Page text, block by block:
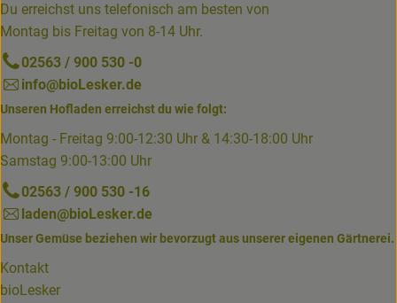
Du erreichst uns telefonisch am besten von
Montag bis Freitag von 8-14 Uhr.
02563 / 900 530 -0
info@bioLesker.de
Unseren Hofladen erreichst du wie folgt:
Montag - Freitag 9:00-12:30 Uhr & 14:30-18:00 Uhr
Samstag 9:00-13:00 Uhr
02563 / 900 530 -16
laden@bioLesker.de
Unser Gemüse beziehen wir bevorzugt aus unserer eigenen Gärtnerei.
Kontakt
bioLesker